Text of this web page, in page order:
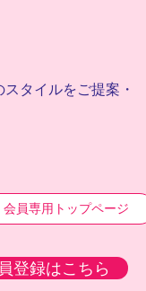
タイルをご提案・
会員専用トップページ
登録はこちら